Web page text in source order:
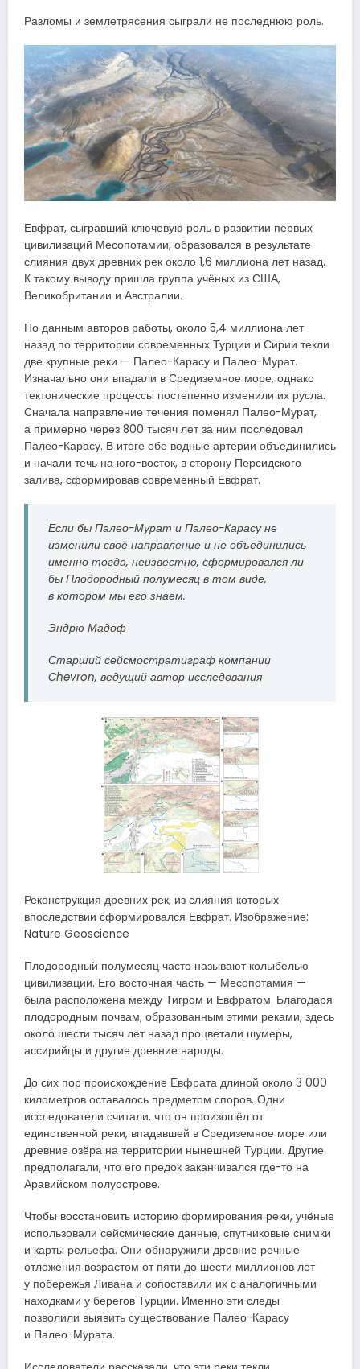
Разломы и землетрясения сыграли не последнюю роль.
Евфрат, сыгравший ключевую роль в развитии первых
цивилизаций Месопотамии, образовался в результате
слияния двух древних рек около 1,6 миллиона лет назад.
К такому выводу пришла группа учёных из США,
Великобритании и Австралии.
По данным авторов работы, около 5,4 миллиона лет
назад по территории современных Турции и Сирии текли
две крупные реки — Палео-Карасу и Палео-Мурат.
Изначально они впадали в Средиземное море, однако
тектонические процессы постепенно изменили их русла.
Сначала направление течения поменял Палео-Мурат,
а примерно через 800 тысяч лет за ним последовал
Палео-Карасу. В итоге обе водные артерии объединились
и начали течь на юго-восток, в сторону Персидского
залива, сформировав современный Евфрат.
Если бы Палео-Мурат и Палео-Карасу не
изменили своё направление и не объединились
именно тогда, неизвестно, сформировался ли
бы Плодородный полумесяц в том виде,
в котором мы его знаем.
Эндрю Мадоф
Старший сейсмостратиграф компании
Chevron, ведущий автор исследования
Реконструкция древних рек, из слияния которых
впоследствии сформировался Евфрат. Изображение:
Nature Geoscience
Плодородный полумесяц часто называют колыбелью
цивилизации. Его восточная часть — Месопотамия —
была расположена между Тигром и Евфратом. Благодаря
плодородным почвам, образованным этими реками, здесь
около шести тысяч лет назад процветали шумеры,
ассирийцы и другие древние народы.
До сих пор происхождение Евфрата длиной около 3 000
километров оставалось предметом споров. Одни
исследователи считали, что он произошёл от
единственной реки, впадавшей в Средиземное море или
древние озёра на территории нынешней Турции. Другие
предполагали, что его предок заканчивался где-то на
Аравийском полуострове.
Чтобы восстановить историю формирования реки, учёные
использовали сейсмические данные, спутниковые снимки
и карты рельефа. Они обнаружили древние речные
отложения возрастом от пяти до шести миллионов лет
у побережья Ливана и сопоставили их с аналогичными
находками у берегов Турции. Именно эти следы
позволили выявить существование Палео-Карасу
и Палео-Мурата.